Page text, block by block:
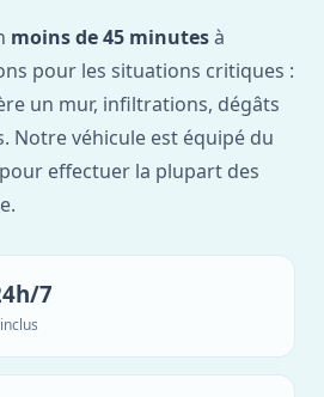
moins de 45 minutesà
pour les situations critiques :
un mur, infiltrations, dégâts
Notre véhicule est équipé du
effectuer la plupart des
7